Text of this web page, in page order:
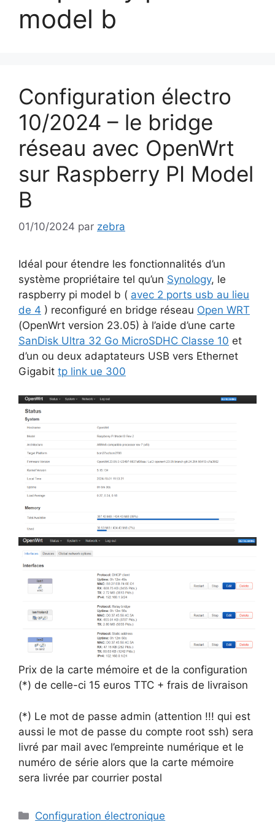
model b
Configuration électro
10/2024 – le bridge
réseau avec OpenWrt
sur Raspberry PI Model
B
01/10/2024 par zebra
Idéal pour étendre les fonctionnalités d’un
système propriétaire tel qu’un Synology, le
raspberry pi model b ( avec 2 ports usb au lieu
de 4 ) reconfiguré en bridge réseau Open WRT
(OpenWrt version 23.05) à l’aide d’une carte
SanDisk Ultra 32 Go MicroSDHC Classe 10 et
d’un ou deux adaptateurs USB vers Ethernet
Gigabit tp link ue 300
Prix de la carte mémoire et de la configuration
(*) de celle-ci 15 euros TTC + frais de livraison
(*) Le mot de passe admin (attention !!! qui est
aussi le mot de passe du compte root ssh) sera
livré par mail avec l’empreinte numérique et le
numéro de série alors que la carte mémoire
sera livrée par courrier postal
Catégories
Configuration électronique